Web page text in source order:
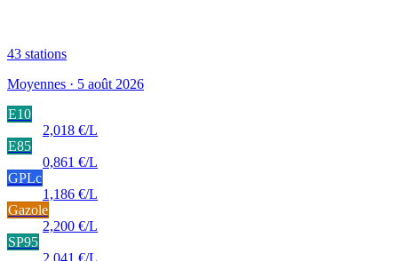
43 stations
Moyennes · 5 août 2026
E10
2,018 €/L
E85
0,861 €/L
GPLc
1,186 €/L
Gazole
2,200 €/L
SP95
2,041 €/L